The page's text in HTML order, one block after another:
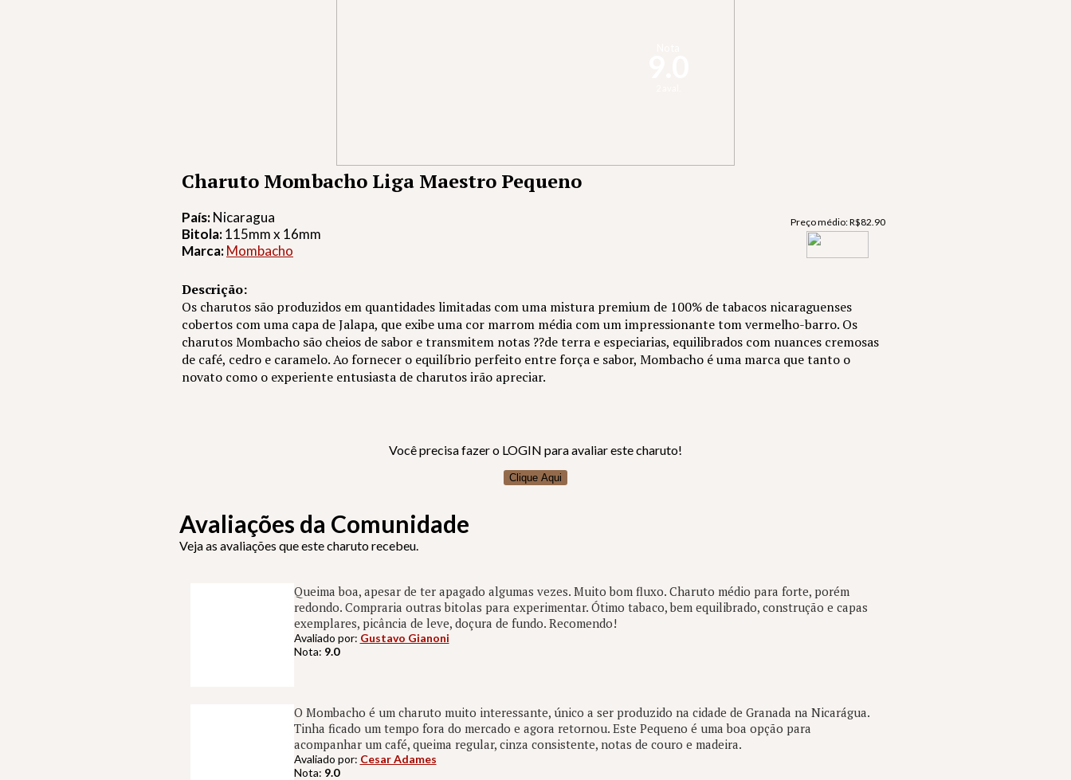
Charuto Mombacho Liga Maestro Pequeno
País:Nicaragua
Bitola:115mm x 16mm
Marca:Mombacho
Preço médio:R$82.90
Descrição:
Os charutos são produzidos em quantidades limitadas com uma mistura premium de 100% de tabacos nicaraguenses
cobertos com uma capa de Jalapa, que exibe uma cor marrom média com um impressionante tom vermelho-barro. Os
charutos Mombacho são cheios de sabor e transmitem notas ??de terra e especiarias, equilibrados com nuances cremosas
de café, cedro e caramelo. Ao fornecer o equilíbrio perfeito entre força e sabor, Mombacho é uma marca que tanto o
novato como o experiente entusiasta de charutos irão apreciar.
Você precisa fazer o LOGIN para avaliar este charuto!
Clique Aqui
Avaliações da Comunidade
Veja as avaliações que este charuto recebeu.
Queima boa, apesar de ter apagado algumas vezes. Muito bom fluxo. Charuto médio para forte, porém
redondo. Compraria outras bitolas para experimentar. Ótimo tabaco, bem equilibrado, construção e capas
exemplares, picância de leve, doçura de fundo. Recomendo!
Avaliado por: Gustavo Gianoni
Nota: 9.0
O Mombacho é um charuto muito interessante, único a ser produzido na cidade de Granada na Nicarágua.
Tinha ficado um tempo fora do mercado e agora retornou. Este Pequeno é uma boa opção para
acompanhar um café, queima regular, cinza consistente, notas de couro e madeira.
Avaliado por: Cesar Adames
Nota: 9.0